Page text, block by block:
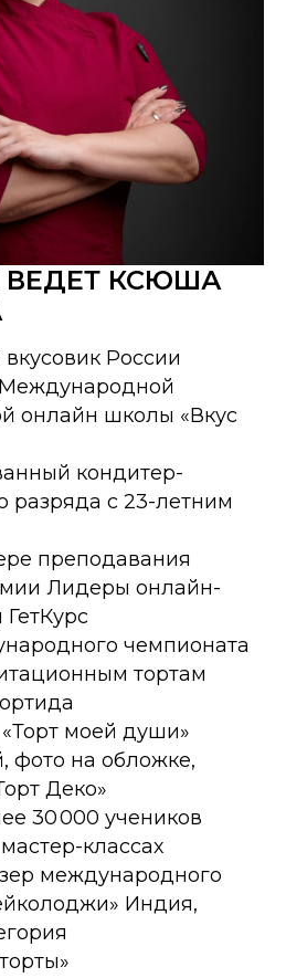
КСЮША
России
онлайн школы «Вкус
кондитер-
разряда с 23-летним
преподавания
Лидеры онлайн-
чемпионата
тортам
моей души»
фото на обложке,
Деко»
30 000 учеников
классах
международного
Индия,